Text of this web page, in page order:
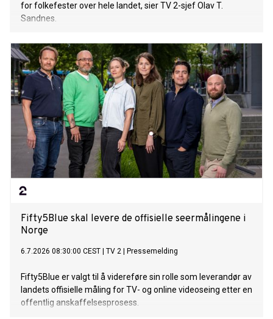
for folkefester over hele landet, sier TV 2-sjef Olav T.
Sandnes.
Fifty5Blue skal levere de offisielle seermålingene i
Norge
6.7.2026 08:30:00 CEST TV 2 Pressemelding
Fifty5Blue er valgt til å videreføre sin rolle som leverandør av
landets offisielle måling for TV- og online videoseing etter en
offentlig anskaffelsesprosess.